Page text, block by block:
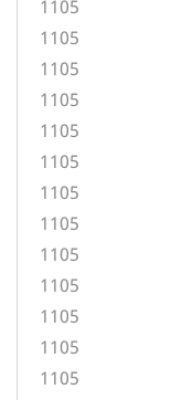
1105
1105
1105
1105
1105
1105
1105
1105
1105
1105
1105
1105
1105